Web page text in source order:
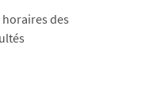
horaires des